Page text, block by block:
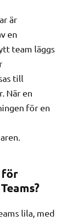
är
en
team läggs
till
När en
för en
för
lila, med